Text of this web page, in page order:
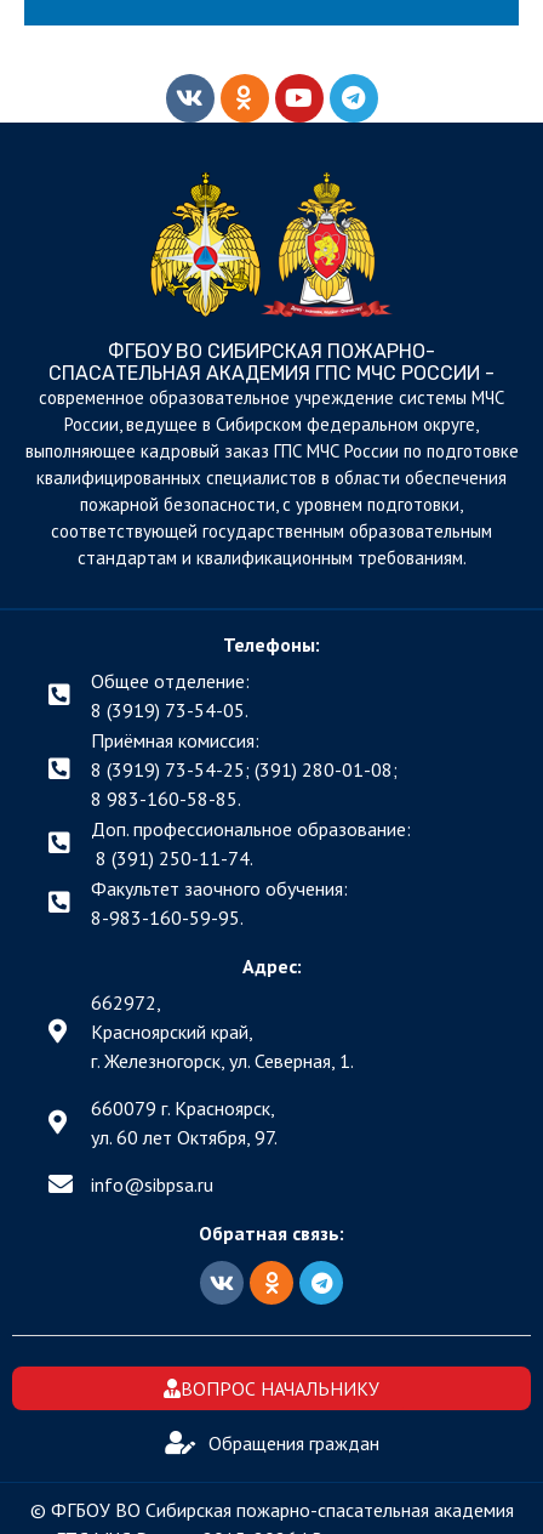
ФГБОУ ВО СИБИРСКАЯ ПОЖАРНО-
СПАСАТЕЛЬНАЯ АКАДЕМИЯ ГПС МЧС РОССИИ -
cовременное образовательное учреждение системы МЧС
России, ведущее в Сибирском федеральном округе,
выполняющее кадровый заказ ГПС МЧС России по подготовке
квалифицированных специалистов в области обеспечения
пожарной безопасности, с уровнем подготовки,
соответствующей государственным образовательным
стандартам и квалификационным требованиям.
Телефоны:
Общее отделение:
8 (3919) 73-54-05.
Приёмная комиссия:
8 (3919) 73-54-25; (391) 280-01-08;
8 983-160-58-85.
Доп. профессиональное образование:
8 (391) 250-11-74.
Факультет заочного обучения:
8-983-160-59-95.
Адрес:
662972,
Красноярский край,
г. Железногорск, ул. Северная, 1.
660079 г. Красноярск,
ул. 60 лет Октября, 97.
info@sibpsa.ru
Обратная связь:
ВОПРОС НАЧАЛЬНИКУ
Обращения граждан
© ФГБОУ ВО Сибирская пожарно-спасательная академия